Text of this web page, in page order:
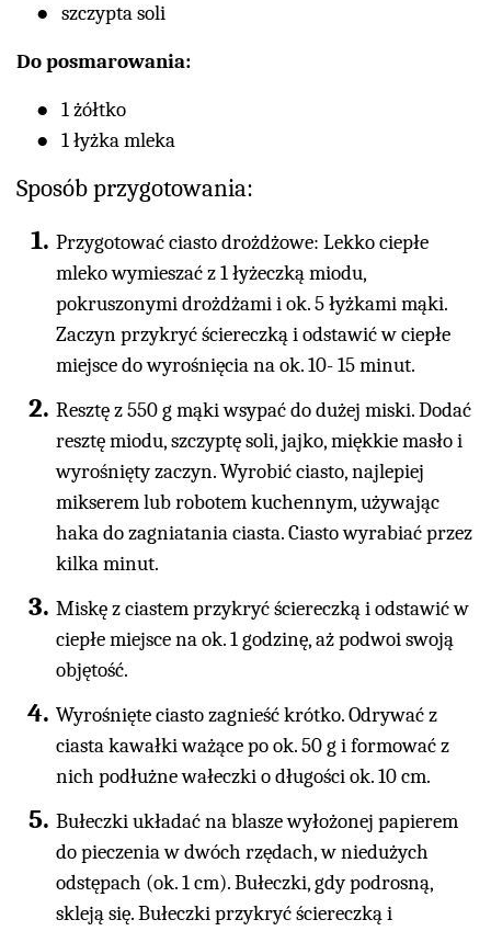
szczypta soli
Do posmarowania:
1 żółtko
1 łyżka mleka
Sposób przygotowania:
Przygotować ciasto drożdżowe: Lekko ciepłe
mleko wymieszać z 1 łyżeczką miodu,
pokruszonymi drożdżami i ok. 5 łyżkami mąki.
Zaczyn przykryć ściereczką i odstawić w ciepłe
miejsce do wyrośnięcia na ok. 10- 15 minut.
Resztę z 550 g mąki wsypać do dużej miski. Dodać
resztę miodu, szczyptę soli, jajko, miękkie masło i
wyrośnięty zaczyn. Wyrobić ciasto, najlepiej
mikserem lub robotem kuchennym, używając
haka do zagniatania ciasta. Ciasto wyrabiać przez
kilka minut.
Miskę z ciastem przykryć ściereczką i odstawić w
ciepłe miejsce na ok. 1 godzinę, aż podwoi swoją
objętość.
Wyrośnięte ciasto zagnieść krótko. Odrywać z
ciasta kawałki ważące po ok. 50 g i formować z
nich podłużne wałeczki o długości ok. 10 cm.
Bułeczki układać na blasze wyłożonej papierem
do pieczenia w dwóch rzędach, w niedużych
odstępach (ok. 1 cm). Bułeczki, gdy podrosną,
skleją się. Bułeczki przykryć ściereczką i